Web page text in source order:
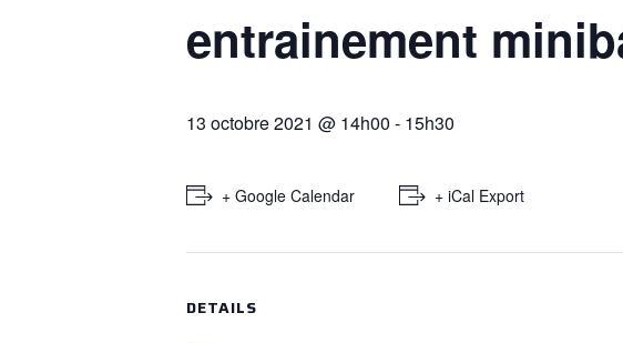
entrainement
13 octobre 2021 @ 14h00 - 15h30
+ Google Calendar + iCal Export
DETAILS